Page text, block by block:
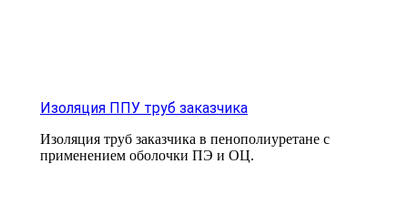
Изоляция ППУ труб заказчика
Изоляция труб заказчика в пенополиуретане с
применением оболочки ПЭ и ОЦ.